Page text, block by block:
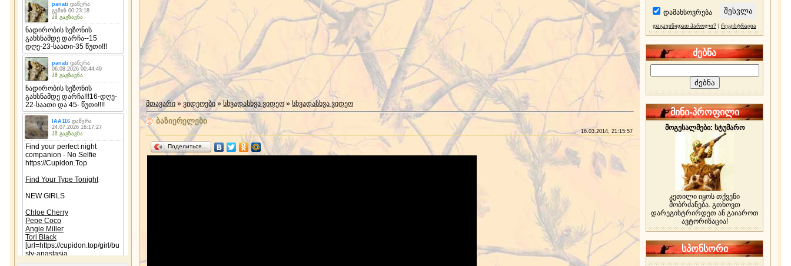
მთავარი » ვიდეოები» სხვადასხვა ვიდეო » სხვადასხვა ვიდეო
ბაზიერელები
16.03.2014, 21:15:57
Поделиться…
დამახსოვრება
დაგავიწყდათ პაროლი? რეგისტრაცია
ძებნა
მინი-პროფილი
მოგესალმები: სტუმარო
კეთილი იყოს თქვენი
მობრძანება. გთხოვთ
დარეგისტრირდეთ ან გაიაროთ
ავტორიზაცია!
სპონსორი